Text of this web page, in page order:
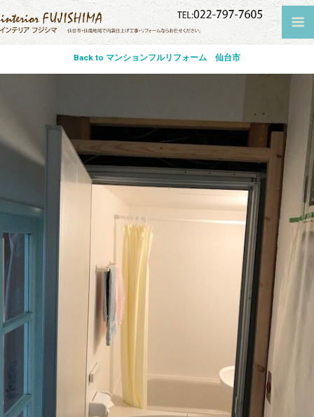
Back to マンションフルリフォーム 仙台市